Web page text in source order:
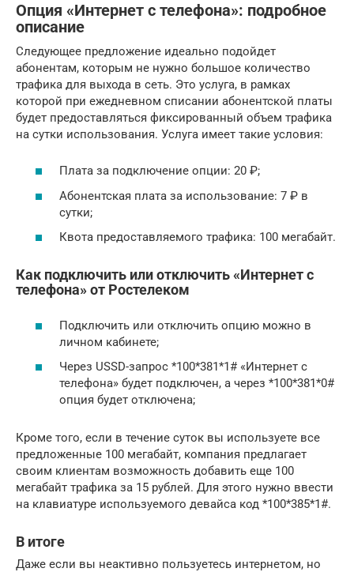
Опция «Интернет с телефона»: подробное
описание
Следующее предложение идеально подойдет
абонентам, которым не нужно большое количество
трафика для выхода в сеть. Это услуга, в рамках
которой при ежедневном списании абонентской платы
будет предоставляться фиксированный объем трафика
на сутки использования. Услуга имеет такие условия:
Плата за подключение опции: 20 ₽;
Абонентская плата за использование: 7 ₽ в
сутки;
Квота предоставляемого трафика: 100 мегабайт.
Как подключить или отключить «Интернет с
телефона» от Ростелеком
Подключить или отключить опцию можно в
личном кабинете;
Через USSD-запрос *100*381*1# «Интернет с
телефона» будет подключен, а через *100*381*0#
опция будет отключена;
Кроме того, если в течение суток вы используете все
предложенные 100 мегабайт, компания предлагает
своим клиентам возможность добавить еще 100
мегабайт трафика за 15 рублей. Для этого нужно ввести
на клавиатуре используемого девайса код *100*385*1#.
В итоге
Даже если вы неактивно пользуетесь интернетом, но